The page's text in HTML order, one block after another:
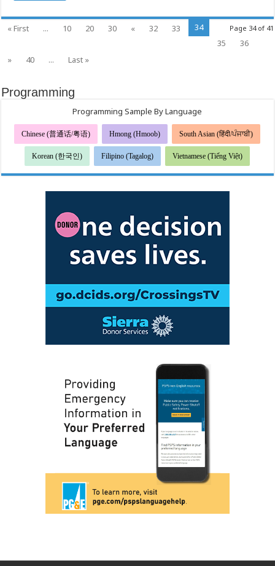
An
Khang
Page 34 of 41
« First ... 10 20 30 « 32 33
34
35
36
»
40 ... Last »
Programming
Programming Sample By Language
Chinese (普通话/粤语) Hmong (Hmoob) South Asian (हिंदी/ਪੰਜਾਬੀ)
Korean (한국인) Filipino (Tagalog) Vietnamese (Tiếng Việt)